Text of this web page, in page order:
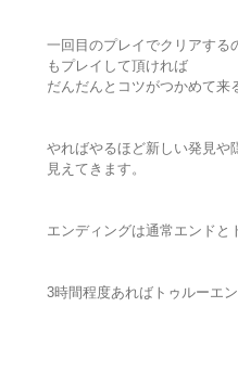
一回目のプレイでクリアする
もプレイして頂ければ
だんだんとコツがつかめて来
やればやるほど新しい発見や
見えてきます。
エンディングは通常エンドと
3時間程度あればトゥルーエ